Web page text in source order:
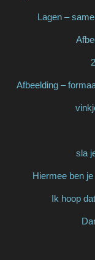
Lagen –
Afbeelding –
sla
Hiermee ben
Ik hoop